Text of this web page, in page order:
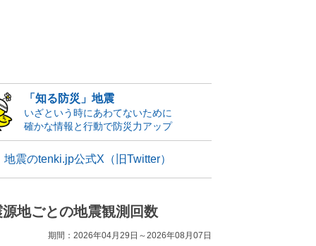
「知る防災」地震
いざという時にあわてないために
確かな情報と行動で防災力アップ
地震のtenki.jp公式X（旧Twitter）
源地ごとの地震観測回数
期間：2026年04月29日～2026年08月07日